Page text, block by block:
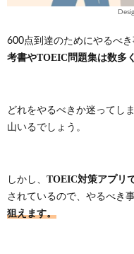
600点到達のためにやるべき
考書やTOEIC問題集は数多
どれをやるべきか迷ってし
山いるでしょう。
しかし、 TOEIC対策アプリ
されているので、やるべき
狙えます。